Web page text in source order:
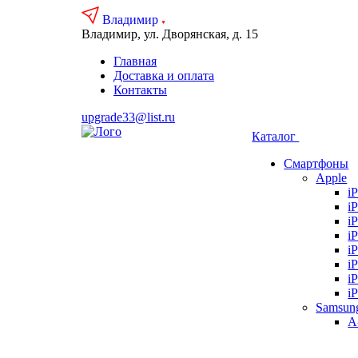
Владимир
Владимир, ул. Дворянская, д. 15
Главная
Доставка и оплата
Контакты
upgrade33@list.ru
Каталог
Смартфоны
Apple